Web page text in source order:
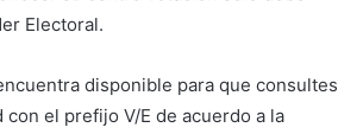
Electoral.
disponible para que consultes
el prefijo V/E de acuerdo a la